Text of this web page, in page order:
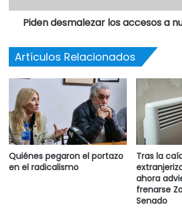
FUENTE: LA NUEVA
Piden desmalezar los accesos a
Artículos Relacionados
Quiénes pegaron el portazo
en el radicalismo
Tras la
ahora
frenarse
Senado